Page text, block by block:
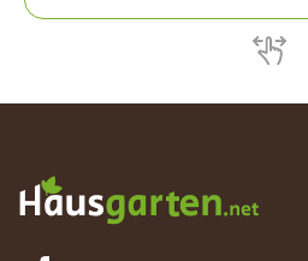
unterschiedlichen Pflanzen zu
Wer ein Smartphone besitzt, kann